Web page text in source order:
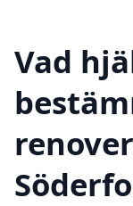
Vad